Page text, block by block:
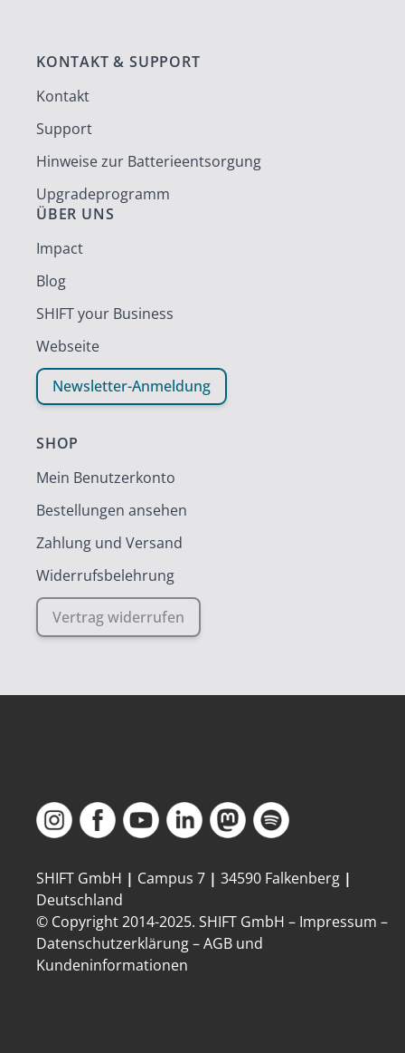
KONTAKT & SUPPORT
Kontakt
Support
Hinweise zur Batterieentsorgung
Upgradeprogramm
ÜBER UNS
Impact
Blog
SHIFT your Business
Webseite
Newsletter-Anmeldung
SHOP
Mein Benutzerkonto
Bestellungen ansehen
Zahlung und Versand
Widerrufsbelehrung
Vertrag widerrufen
SHIFT GmbH | Campus 7 | 34590 Falkenberg |
Deutschland
© Copyright 2014-2025. SHIFT GmbH – Impressum –
Datenschutzerklärung–AGB und
Kundeninformationen